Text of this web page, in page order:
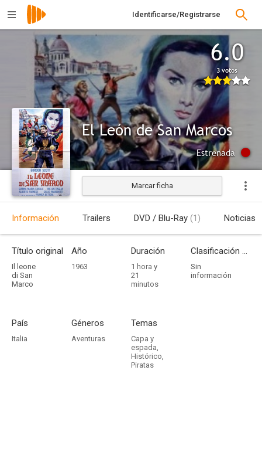
Identificarse/Registrarse
6.0
3 votos
El León de San Marcos
Estrenada
Marcar ficha
Información Trailers DVD / Blu-Ray (1) Noticias
Título original
Il leone
di San
Marco
Año
1963
Duración
1 hora y
21
minutos
Clasificación por edades
Sin
información
País
Italia
Géneros
Aventuras
Temas
Capa y
espada,
Histórico,
Piratas